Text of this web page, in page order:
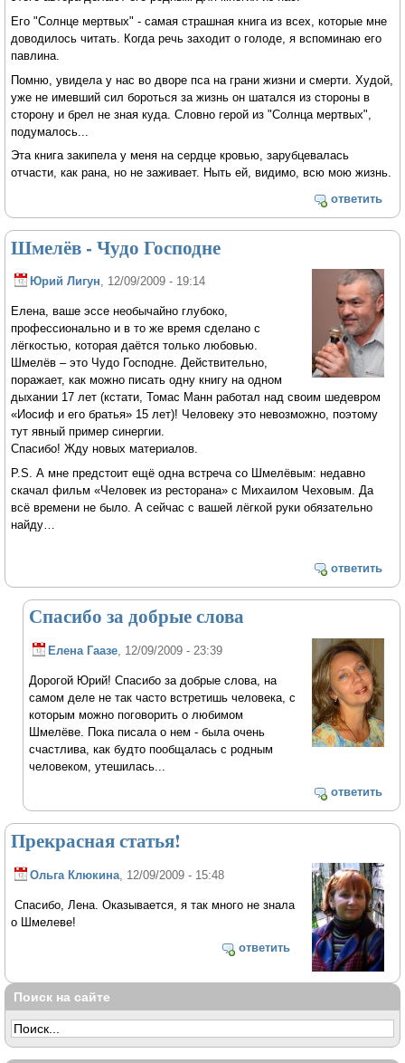
Его "Солнце мертвых" - самая страшная книга из всех, которые мне
доводилось читать. Когда речь заходит о голоде, я вспоминаю его
павлина.
Помню, увидела у нас во дворе пса на грани жизни и смерти. Худой,
уже не имевший сил бороться за жизнь он шатался из стороны в
сторону и брел не зная куда. Словно герой из "Солнца мертвых",
подумалось...
Эта книга закипела у меня на сердце кровью, зарубцевалась
отчасти, как рана, но не заживает. Ныть ей, видимо, всю мою жизнь.
ответить
Шмелёв - Чудо Господне
Юрий Лигун, 12/09/2009 - 19:14
Елена, ваше эссе необычайно глубоко,
профессионально и в то же время сделано с
лёгкостью, которая даётся только любовью.
Шмелёв – это Чудо Господне. Действительно,
поражает, как можно писать одну книгу на одном
дыхании 17 лет (кстати, Томас Манн работал над своим шедевром
«Иосиф и его братья» 15 лет)! Человеку это невозможно, поэтому
тут явный пример синергии.
Спасибо! Жду новых материалов.
P.S. А мне предстоит ещё одна встреча со Шмелёвым: недавно
скачал фильм «Человек из ресторана» с Михаилом Чеховым. Да
всё времени не было. А сейчас с вашей лёгкой руки обязательно
найду…
ответить
Спасибо за добрые слова
Елена Гаазе , 12/09/2009 - 23:39
Дорогой Юрий! Спасибо за добрые слова, на
самом деле не так часто встретишь человека, с
которым можно поговорить о любимом
Шмелёве. Пока писала о нем - была очень
счастлива, как будто пообщалась с родным
человеком, утешилась...
ответить
Прекрасная статья!
Ольга Клюкина , 12/09/2009 - 15:48
Спасибо, Лена. Оказывается, я так много не знала
о Шмелеве!
ответить
Поиск на сайте